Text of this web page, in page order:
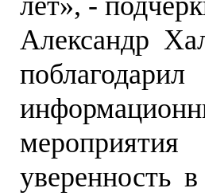
Александр
уверенность